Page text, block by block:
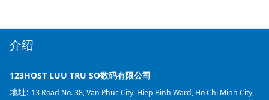
介绍
123HOST LUU TRU SO数码有限公司
地址: 13 Road No. 38, Van Phuc City, Hiep Binh Ward, Ho Chi Minh City,